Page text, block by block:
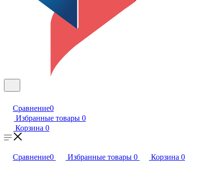
Сравнение0
Избранные товары 0
Корзина 0
Сравнение0 Избранные товары 0 Корзина 0